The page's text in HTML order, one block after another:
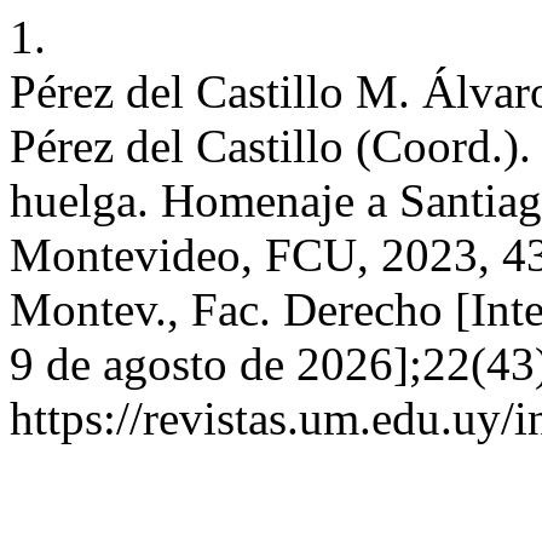
1.
Pérez del Castillo M.
Pérez del Castillo
huelga. Homenaje a
Montevideo, FCU, 2023,
Montev., Fac. Derecho
9 de agosto de
https://revistas.um.edu.uy/